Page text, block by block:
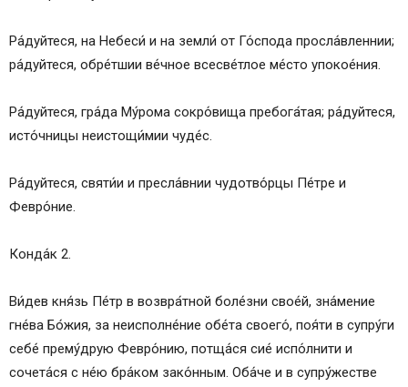
Кондак 2
Кондак 3
Икос 3
Икос 4
Кондак 5
Кондак 6
Икос 6
Икос 7
Икос 9
Ра́дуйтеся, на Небеси́ и на земли́ от Го́спода просла́вленнии;
ра́дуйтеся, обре́тшии ве́чное всесве́тлое ме́сто упокое́ния.
Ра́дуйтеся, гра́да Му́рома сокро́вища пребога́тая; ра́дуйтеся,
исто́чницы неистощи́мии чуде́с.
Ра́дуйтеся, святи́и и пресла́внии чудотво́рцы Пе́тре и
Февро́ние.
Конда́к 2.
Ви́дев кня́зь Пе́тр в возвра́тной боле́зни свое́й, зна́мение
гне́ва Бо́жия, за неисполне́ние обе́та своего́, поя́ти в супру́ги
себе́ прему́друю Февро́нию, потща́ся сие́ испо́лнити и
сочета́ся с не́ю бра́ком зако́нным. Оба́че и в супру́жестве